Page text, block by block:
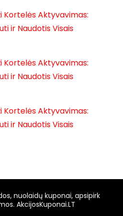
Kortelės Aktyvavimas:
ir Naudotis Visais
Kortelės Aktyvavimas:
ir Naudotis Visais
Kortelės Aktyvavimas:
ir Naudotis Visais
nuolaidų kuponai, apsipirk
AkcijosKuponai.LT